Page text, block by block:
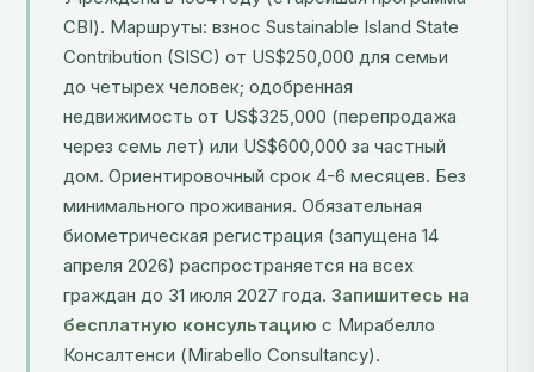
CBI). Маршруты: взнос Sustainable Island State
Contribution (SISC) от US$250,000 для семьи
до четырех человек; одобренная
недвижимость от US$325,000 (перепродажа
через семь лет) или US$600,000 за частный
дом. Ориентировочный срок 4-6 месяцев. Без
минимального проживания. Обязательная
биометрическая регистрация (запущена 14
апреля 2026) распространяется на всех
граждан до 31 июля 2027 года.
бесплатную консультацию
Консалтенси (Mirabello Consultancy).